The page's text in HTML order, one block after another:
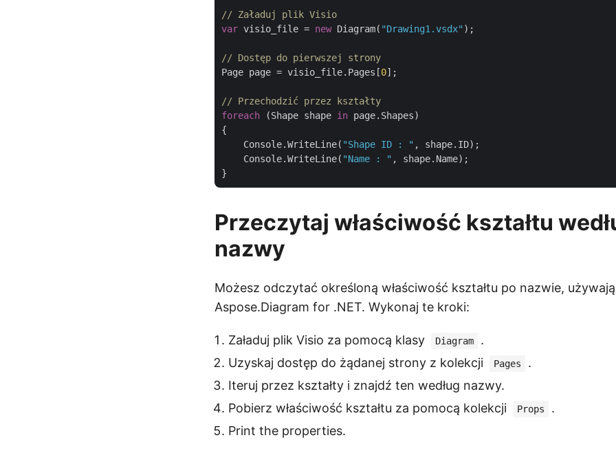
// Załaduj plik Visio
var visio_file = new Diagram( "Drawing1.vsdx" );
// Dostęp do pierwszej strony
Page page = visio_file.Pages[0];
// Przechodzić przez kształty
foreach (Shape shape in page.Shapes)
{
    Console.WriteLine(
"Shape ID : " , shape.ID);
    Console.WriteLine(
"Name : " , shape.Name);
Przeczytaj właściwość kształtu
nazwy
Możesz odczytać określoną właściwość kształtu po nazwie,
Aspose.Diagram for .NET. Wykonaj te kroki:
Załaduj plik Visio za pomocą klasy Diagram
.
Uzyskaj dostęp do żądanej strony z kolekcji
Pages
.
Iteruj przez kształty i znajdź ten według nazwy.
Pobierz właściwość kształtu za pomocą kolekcji
Props
.
Print the properties.